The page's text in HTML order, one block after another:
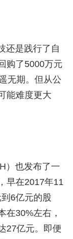
还是践行了自
购了5000万元
无期。但从公
能难度更大
）也发布了一
早在2017年11
6亿元的股
在30%左右，
27亿元。即便